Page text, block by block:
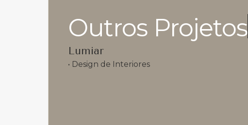
Outros Projetos
Lumiar
• Design de Interiores